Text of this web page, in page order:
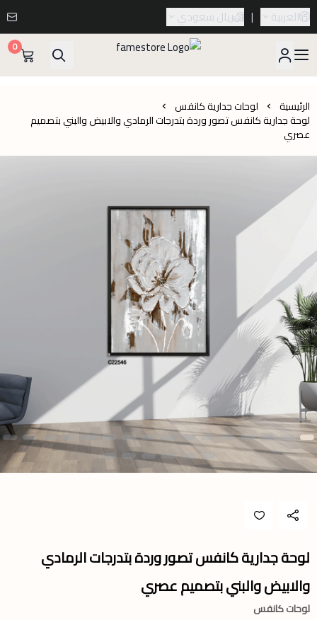
العربية | ريال سعودي
0
الرئيسية لوحات جدارية كانفس
لوحة جدارية كانفس تصور وردة بتدرجات الرمادي والابيض والبني بتصميم
عصري
لوحة جدارية كانفس تصور وردة بتدرجات الرمادي
والابيض والبني بتصميم عصري
لوحات كانفس